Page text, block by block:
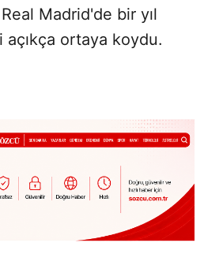
Madrid'de bir yıl
ortaya koydu.